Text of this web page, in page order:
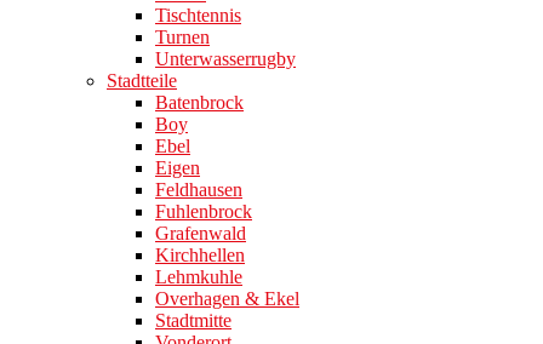
Tischtennis
Turnen
Unterwasserrugby
Stadtteile
Batenbrock
Boy
Ebel
Eigen
Feldhausen
Fuhlenbrock
Grafenwald
Kirchhellen
Lehmkuhle
Overhagen & Ekel
Stadtmitte